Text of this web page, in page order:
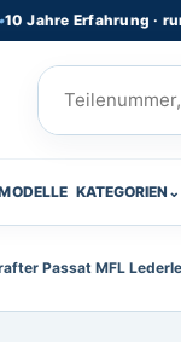
Erfahrung · rund 50
KATEGORIEN ⌄
Passat MFL